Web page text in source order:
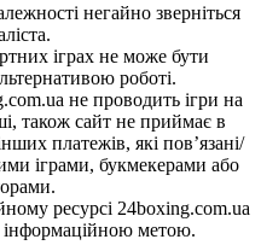
негайно зверніться
іграх не може бути
роботі.
не проводить ігри на
також сайт не приймає в
платежів, які пов’язані/
іграми, букмекерами або
ресурсі 24boxing.com.ua
метою.